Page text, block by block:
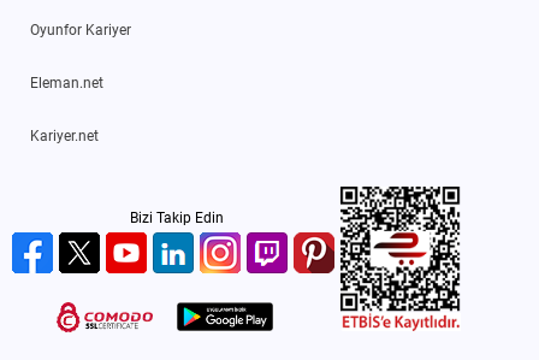
Oyunfor Kariyer
Eleman.net
Kariyer.net
Bizi Takip Edin